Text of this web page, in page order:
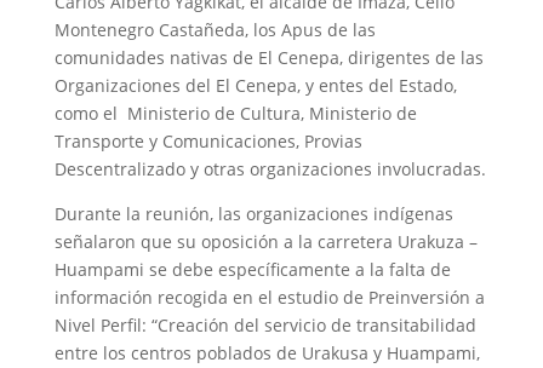
Montenegro Castañeda, los Apus de las
comunidades nativas de El Cenepa, dirigentes de las
Organizaciones del El Cenepa, y entes del Estado,
como el Ministerio de Cultura, Ministerio de
Transporte y Comunicaciones, Provias
Descentralizado y otras organizaciones involucradas.
Durante la reunión, las organizaciones indígenas
señalaron que su oposición a la carretera Urakuza –
Huampami se debe específicamente a la falta de
información recogida en el estudio de Preinversión a
Nivel Perfil: “Creación del servicio de transitabilidad
entre los centros poblados de Urakusa y Huampami,